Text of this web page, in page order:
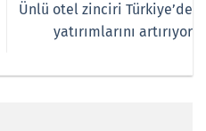
Ünlü otel zinciri Türkiye’de
yatırımlarını artırıyor